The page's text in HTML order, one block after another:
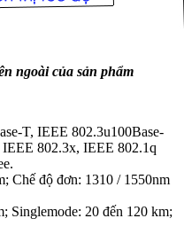
ngoài của sản phẩm
T, IEEE 802.3u100Base-
802.3x, IEEE 802.1q
Chế độ đơn: 1310 / 1550nm
Singlemode: 20 đến 120 km;